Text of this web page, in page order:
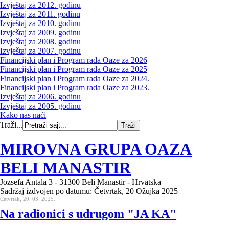
Izvještaj za 2012. godinu
Izvještaj za 2011. godinu
Izvještaj za 2010. godinu
Izvještaj za 2009. godinu
Izvještaj za 2008. godinu
Izvještaj za 2007. godinu
Financijski plan i Program rada Oaze za 2026
Financijski plan i Program rada Oaze za 2025
Financijski plan i Program rada Oaze za 2024.
Financijski plan i Program rada Oaze za 2023.
Izvještaj za 2006. godinu
Izvještaj za 2005. godinu
Kako nas naći
Traži...
MIROVNA GRUPA OAZA
BELI MANASTIR
Jozsefa Antala 3 - 31300 Beli Manastir - Hrvatska
Sadržaj izdvojen po datumu: Četvrtak, 20 Ožujka 2025
Četvrtak, 20. 03. 2025.
Na radionici s udrugom "JA KA"